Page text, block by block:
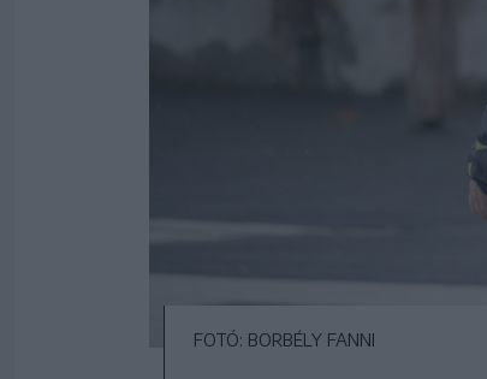
FOTÓ: BORBÉLY FANNI